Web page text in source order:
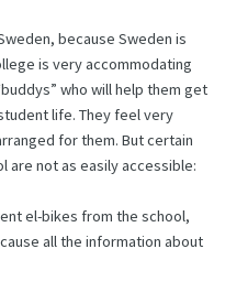
because Sweden is
is very accommodating
who will help them get
life. They feel very
for them. But certain
are not as easily accessible:
el-bikes from the school,
all the information about